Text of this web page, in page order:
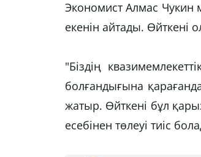
Экономист Алмас Чукин
екенін айтады. Өйткені
"Біздің
болғандығына
жатыр. Өйткені бұл
есебінен төлеуі тиіс